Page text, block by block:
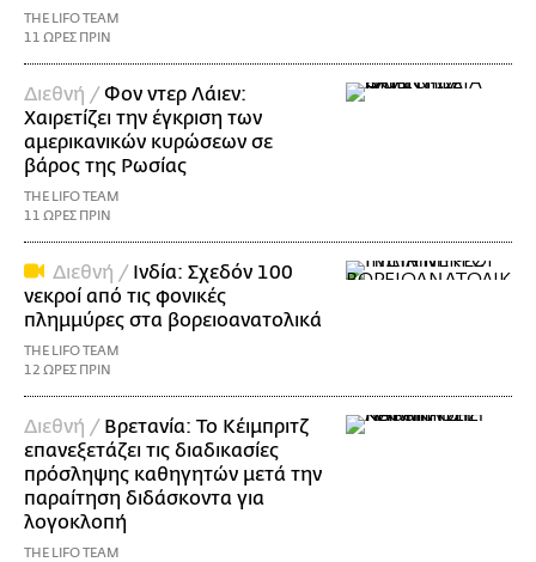
THE LIFO TEAM
11 ΩΡΕΣ ΠΡΙΝ
Διεθνή /Φον ντερ Λάιεν:
Χαιρετίζει την έγκριση των
αμερικανικών κυρώσεων σε
βάρος της Ρωσίας
THE LIFO TEAM
11 ΩΡΕΣ ΠΡΙΝ
Διεθνή / Ινδία: Σχεδόν 100
νεκροί από τις φονικές
πλημμύρες στα βορειοανατολικά
THE LIFO TEAM
12 ΩΡΕΣ ΠΡΙΝ
Διεθνή / Βρετανία: Το Κέιμπριτζ
επανεξετάζει τις διαδικασίες
πρόσληψης καθηγητών μετά την
παραίτηση διδάσκοντα για
λογοκλοπή
THE LIFO TEAM